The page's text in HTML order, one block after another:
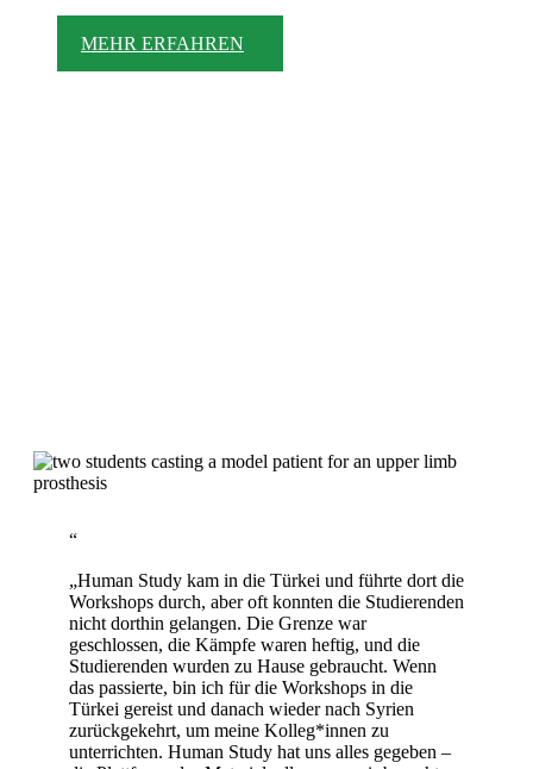
MEHR ERFAHREN
“
„Human Study kam in die Türkei und führte dort die
Workshops durch, aber oft konnten die Studierenden
nicht dorthin gelangen. Die Grenze war
geschlossen, die Kämpfe waren heftig, und die
Studierenden wurden zu Hause gebraucht. Wenn
das passierte, bin ich für die Workshops in die
Türkei gereist und danach wieder nach Syrien
zurückgekehrt, um meine Kolleg*innen zu
unterrichten. Human Study hat uns alles gegeben –